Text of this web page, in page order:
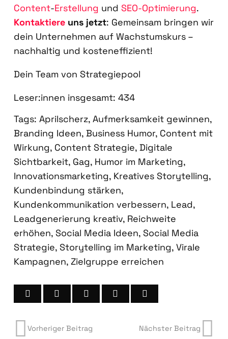
Con­tent-Erstel­lung und SEO-Opti­mie­rung.
Kon­tak­tie­re uns jetzt: Gemein­sam brin­gen wir
dein Unter­neh­men auf Wachs­tums­kurs –
nach­hal­tig und kos­ten­ef­fi­zi­ent!
Dein Team von Stra­te­gie­pool
Leser:innen ins­ge­samt: 434
Tags: Aprilscherz, Aufmerksamkeit gewinnen,
Branding Ideen, Business Humor, Content mit
Wirkung, Content Strategie, Digitale
Sichtbarkeit, Gag, Humor im Marketing,
Innovationsmarketing, Kreatives Storytelling,
Kundenbindung stärken,
Kundenkommunikation verbessern, Lead,
Leadgenerierung kreativ, Reichweite
erhöhen, Social Media Ideen, Social Media
Strategie, Storytelling im Marketing, Virale
Kampagnen, Zielgruppe erreichen
Vorheriger Beitrag Nächster Beitrag